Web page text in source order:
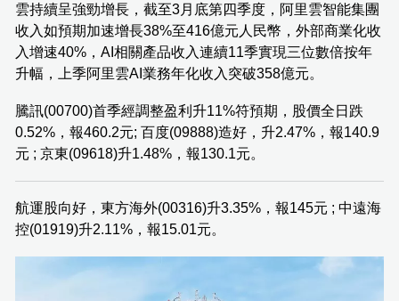
雲持續呈強勁增長，截至3月底第四季度，阿里雲智能集團
收入如預期加速增長38%至416億元人民幣，外部商業化收
入增速40%，AI相關產品收入連續11季實現三位數倍按年
升幅，上季阿里雲AI業務年化收入突破358億元。
騰訊(00700)首季經調整盈利升11%符預期，股價全日跌
0.52%，報460.2元; 百度(09888)造好，升2.47%，報140.9
元 ; 京東(09618)升1.48%，報130.1元。
航運股向好，東方海外(00316)升3.35%，報145元 ; 中遠海
控(01919)升2.11%，報15.01元。